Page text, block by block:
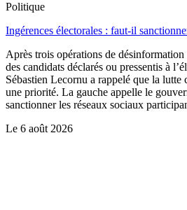
Politique
Ingérences électorales : faut-il
Après trois opérations de
des candidats déclarés ou pressentis à
Sébastien Lecornu a rappelé que la lutte
une priorité. La gauche appelle le
sanctionner les réseaux sociaux
Le 6 août 2026